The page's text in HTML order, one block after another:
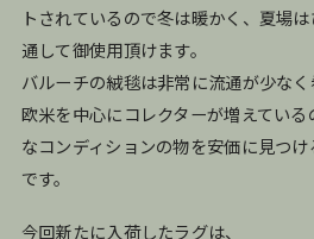
トされているので冬は暖かく、夏場
通して御使用頂けます。
バルーチの絨毯は非常に流通が少なく
欧米を中心にコレクターが増えてい
なコンディションの物を安価に見つ
です。
今回新たに入荷したラグは、